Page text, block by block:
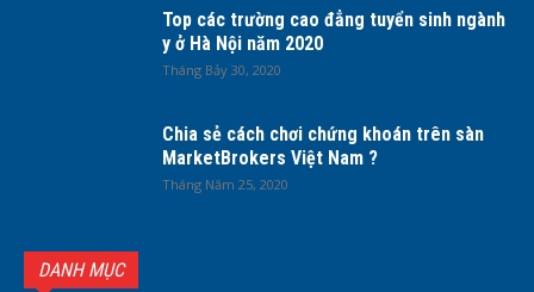
Top các trường cao đẳng tuyển sinh ngành
y ở Hà Nội năm 2020
Tháng Bảy 30, 2020
Chia sẻ cách chơi chứng khoán trên sàn
MarketBrokers Việt Nam ?
Tháng Năm 25, 2020
DANH MỤC